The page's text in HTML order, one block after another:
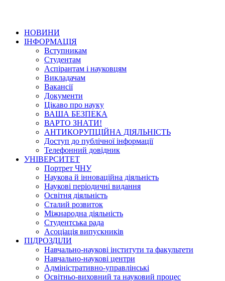
НОВИНИ
ІНФОРМАЦІЯ
Вступникам
Студентам
Аспірантам і науковцям
Викладачам
Вакансії
Документи
Цікаво про науку
ВАША БЕЗПЕКА
ВАРТО ЗНАТИ!
АНТИКОРУПЦІЙНА ДІЯЛЬНІСТЬ
Доступ до публічної інформації
Телефонний довідник
УНІВЕРСИТЕТ
Портрет ЧНУ
Наукова й інноваційна діяльність
Наукові періодичні видання
Освітня діяльність
Сталий розвиток
Міжнародна діяльність
Студентська рада
Асоціація випускників
ПІДРОЗДІЛИ
Навчально-наукові інститути та факультети
Навчально-наукові центри
Адміністративно-управлінські
Освітньо-виховний та науковий процес